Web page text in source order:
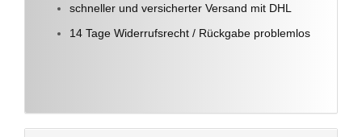
schneller und versicherter Versand mit DHL
14 Tage Widerrufsrecht / Rückgabe problemlos